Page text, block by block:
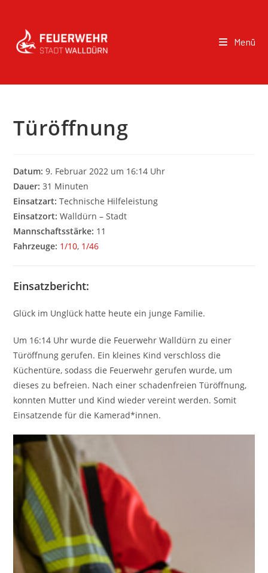
Menü
Türöffnung
Datum: 9. Februar 2022 um 16:14 Uhr
Dauer: 31 Minuten
Einsatzart: Technische Hilfeleistung
Einsatzort: Walldürn – Stadt
Mannschaftsstärke: 11
Fahrzeuge: 1/10, 1/46
Einsatzbericht:
Glück im Unglück hatte heute ein junge Familie.
Um 16:14 Uhr wurde die Feuerwehr Walldürn zu einer
Türöffnung gerufen. Ein kleines Kind verschloss die
Küchentüre, sodass die Feuerwehr gerufen wurde, um
dieses zu befreien. Nach einer schadenfreien Türöffnung,
konnten Mutter und Kind wieder vereint werden. Somit
Einsatzende für die Kamerad*innen.